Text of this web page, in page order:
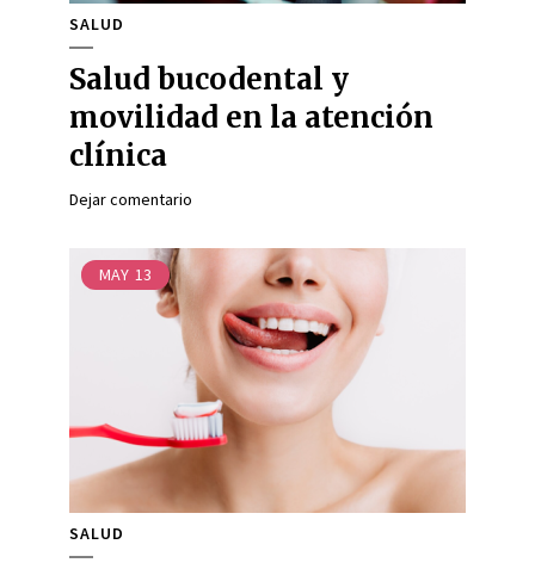
SALUD
Salud bucodental y
movilidad en la atención
clínica
Dejar comentario
MAY 13
SALUD